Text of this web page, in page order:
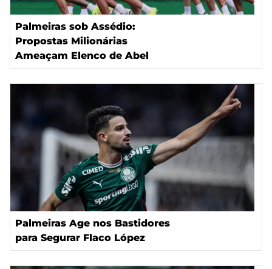
Palmeiras sob Assédio:
Propostas Milionárias
Ameaçam Elenco de Abel
Palmeiras Age nos Bastidores
para Segurar Flaco López